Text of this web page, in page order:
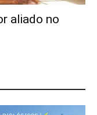
aliado no